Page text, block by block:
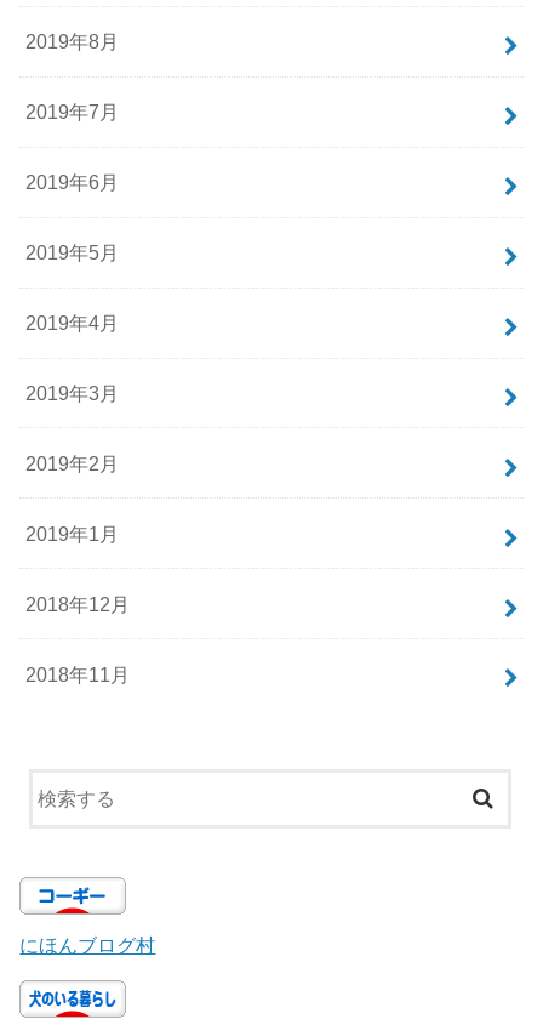
2019年8月
2019年7月
2019年6月
2019年5月
2019年4月
2019年3月
2019年2月
2019年1月
2018年12月
2018年11月
にほんブログ村